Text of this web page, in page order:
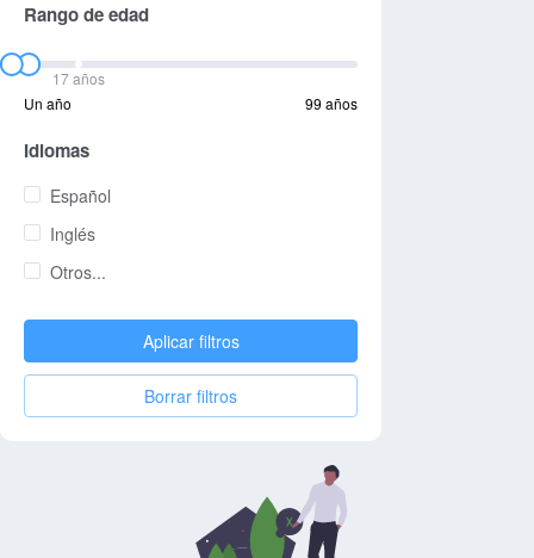
Rango de edad
17 años
Un año
99 años
Idiomas
Español
Inglés
Otros...
Aplicar filtros
Borrar filtros